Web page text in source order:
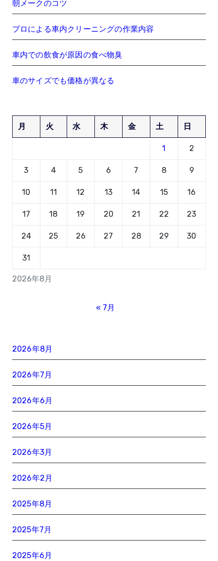
朝メークのコツ
プロによる車内クリーニングの作業内容
車内での飲食が原因の食べ物臭
車のサイズでも価格が異なる
2026年8月
月 火 水 木 金 土 日
1 2
3 4 5 6 7 8 9
10 11 12 13 14 15 16
17 18 19 20 21 22 23
24 25 26 27 28 29 30
31
« 7月
2026年8月
2026年7月
2026年6月
2026年5月
2026年3月
2026年2月
2025年8月
2025年7月
2025年6月